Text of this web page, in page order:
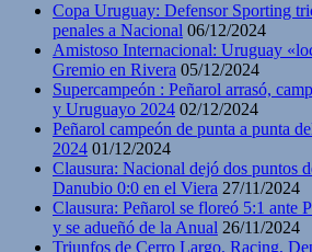
Copa Uruguay: Defensor Sporting
penales a Nacional 06/12/2024
Amistoso Internacional: Uruguay
Gremio en Rivera 05/12/2024
Supercampeón : Peñarol arrasó,
y Uruguayo 2024 02/12/2024
Peñarol campeón de punta a punta
2024 01/12/2024
Clausura: Nacional dejó dos puntos
Danubio 0:0 en el Viera 27/11/2024
Clausura: Peñarol se floreó 5:1 ante
y se adueñó de la Anual 26/11/2024
Triunfos de Cerro Largo, Racing,